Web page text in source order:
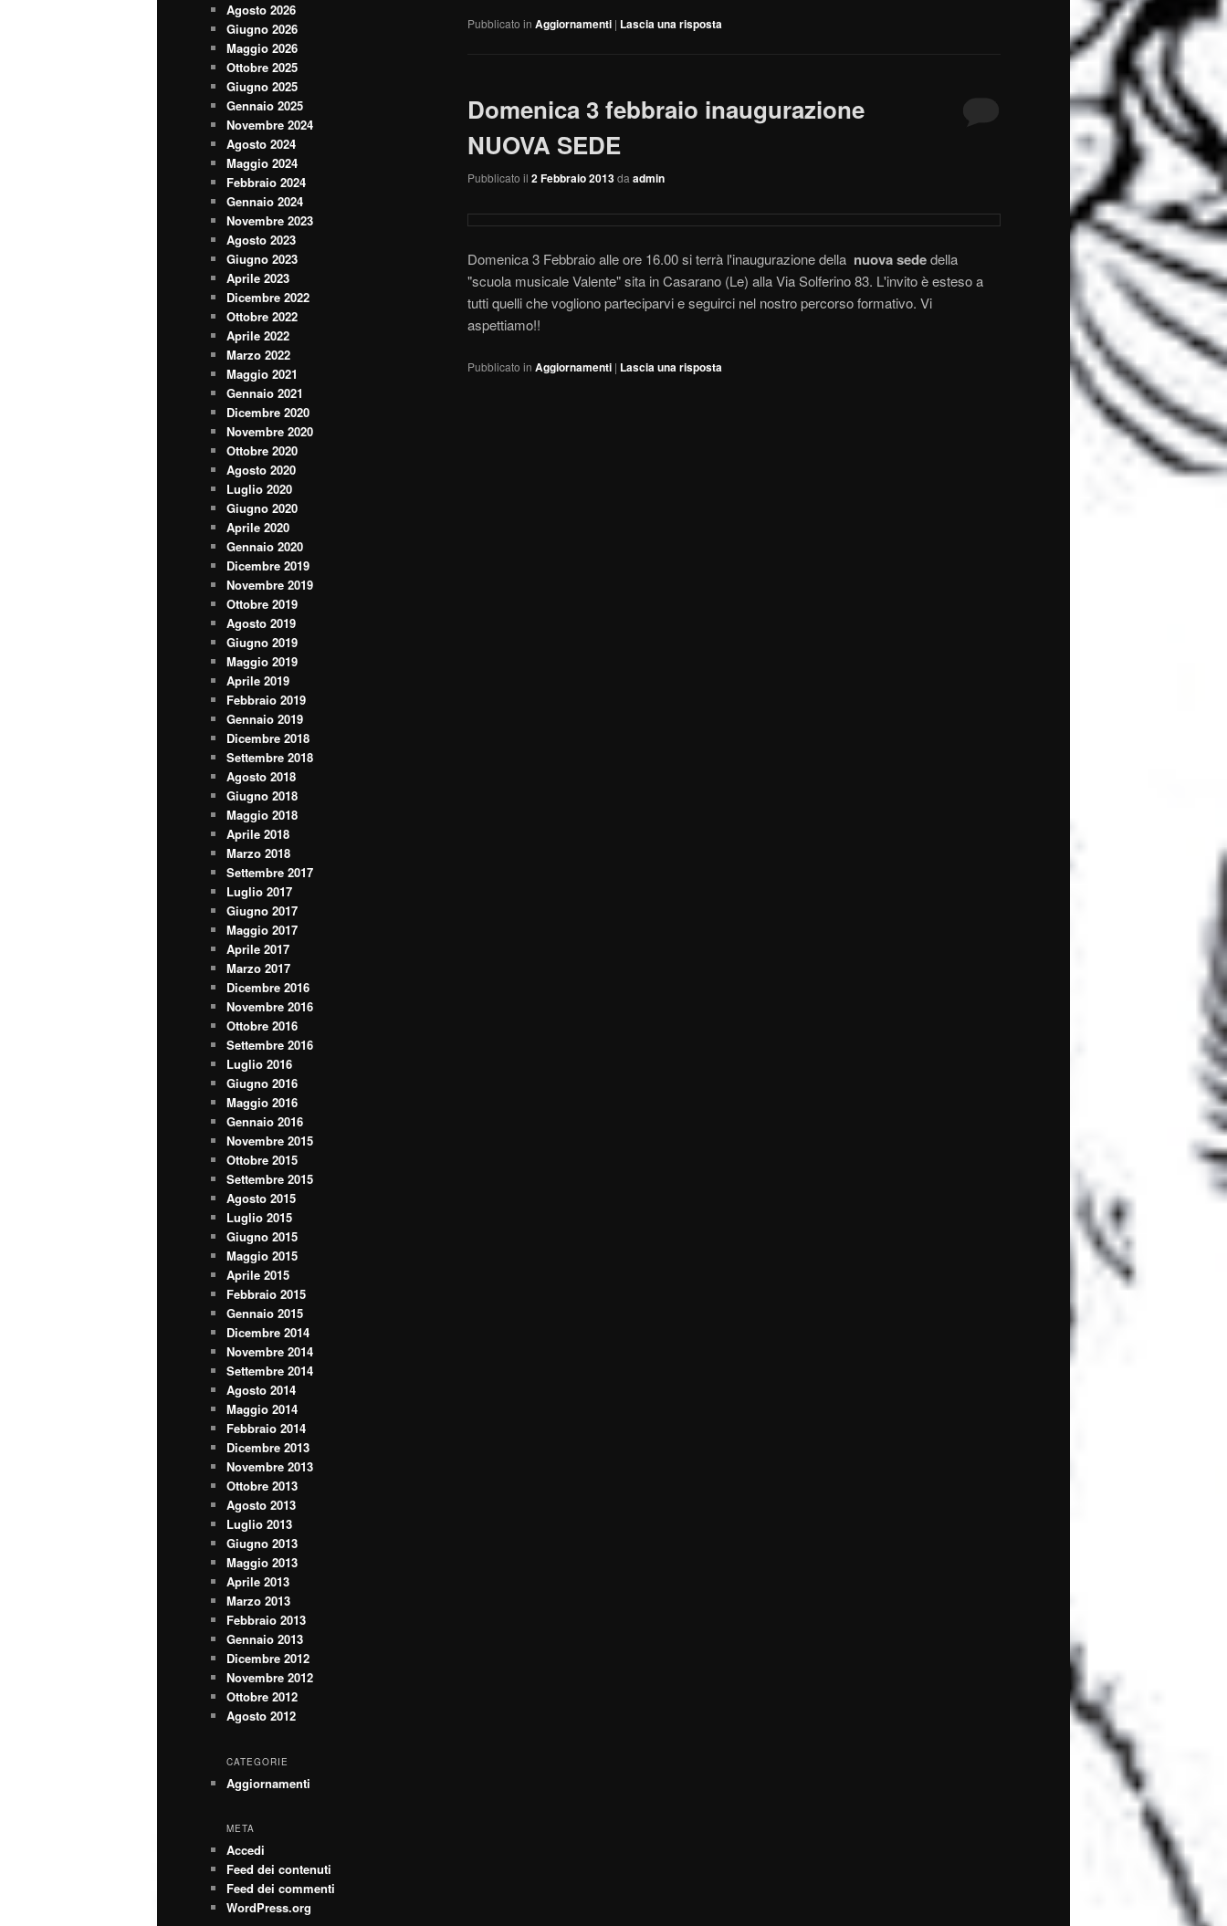
Pubblicato in Aggiornamenti | Lascia una risposta
Domenica 3 febbraio inaugurazione
NUOVA SEDE
Pubblicato il 2 Febbraio 2013da admin
Domenica 3 Febbraio alle ore 16.00 si terrà l'inaugurazione della nuova sededella
"scuola musicale Valente" sita in Casarano (Le) alla Via Solferino 83. L'invito è esteso a
tutti quelli che vogliono parteciparvi e seguirci nel nostro percorso formativo. Vi
aspettiamo!!
Pubblicato in Aggiornamenti | Lascia una risposta
Agosto 2026
Giugno 2026
Maggio 2026
Ottobre 2025
Giugno 2025
Gennaio 2025
Novembre 2024
Agosto 2024
Maggio 2024
Febbraio 2024
Gennaio 2024
Novembre 2023
Agosto 2023
Giugno 2023
Aprile 2023
Dicembre 2022
Ottobre 2022
Aprile 2022
Marzo 2022
Maggio 2021
Gennaio 2021
Dicembre 2020
Novembre 2020
Ottobre 2020
Agosto 2020
Luglio 2020
Giugno 2020
Aprile 2020
Gennaio 2020
Dicembre 2019
Novembre 2019
Ottobre 2019
Agosto 2019
Giugno 2019
Maggio 2019
Aprile 2019
Febbraio 2019
Gennaio 2019
Dicembre 2018
Settembre 2018
Agosto 2018
Giugno 2018
Maggio 2018
Aprile 2018
Marzo 2018
Settembre 2017
Luglio 2017
Giugno 2017
Maggio 2017
Aprile 2017
Marzo 2017
Dicembre 2016
Novembre 2016
Ottobre 2016
Settembre 2016
Luglio 2016
Giugno 2016
Maggio 2016
Gennaio 2016
Novembre 2015
Ottobre 2015
Settembre 2015
Agosto 2015
Luglio 2015
Giugno 2015
Maggio 2015
Aprile 2015
Febbraio 2015
Gennaio 2015
Dicembre 2014
Novembre 2014
Settembre 2014
Agosto 2014
Maggio 2014
Febbraio 2014
Dicembre 2013
Novembre 2013
Ottobre 2013
Agosto 2013
Luglio 2013
Giugno 2013
Maggio 2013
Aprile 2013
Marzo 2013
Febbraio 2013
Gennaio 2013
Dicembre 2012
Novembre 2012
Ottobre 2012
Agosto 2012
CATEGORIE
Aggiornamenti
META
Accedi
Feed dei contenuti
Feed dei commenti
WordPress.org